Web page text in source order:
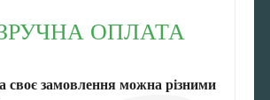
ОПЛАТА
своє замовлення можна різними